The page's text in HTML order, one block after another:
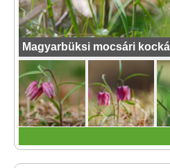
Magyarbüksi mocsári